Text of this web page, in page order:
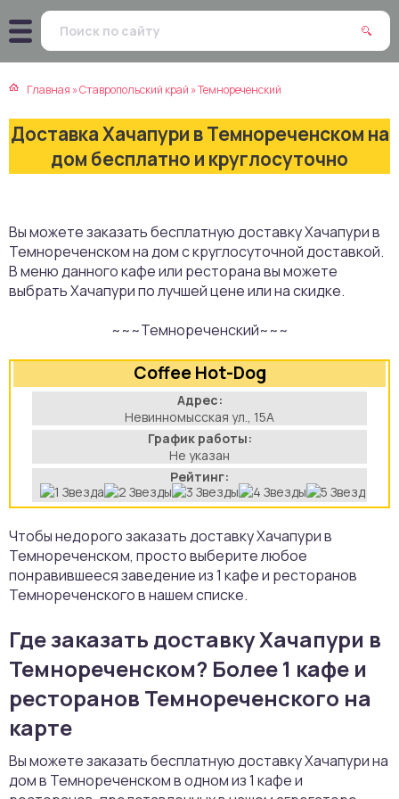
Главная »Ставропольский край »Темнореченский
Доставка Хачапури в Темнореченском на
дом бесплатно и круглосуточно
Вы можете заказать бесплатную доставку Хачапури в
Темнореченском на дом с круглосуточной доставкой.
В меню данного кафе или ресторана вы можете
выбрать Хачапури по лучшей цене или на скидке.
~~~Темнореченский~~~
Coffee Hot-Dog
Адрес:
Невинномысская ул., 15А
График работы:
Не указан
Рейтинг:
Чтобы недорого заказать доставку Хачапури в
Темнореченском, просто выберите любое
понравившееся заведение из 1 кафе и ресторанов
Темнореченского в нашем списке.
Где заказать доставку Хачапури в
Темнореченском? Более 1 кафе и
ресторанов Темнореченского на
карте
Вы можете заказать бесплатную доставку Хачапури на
дом в Темнореченском в одном из 1 кафе и
кухня
кухня
кухня